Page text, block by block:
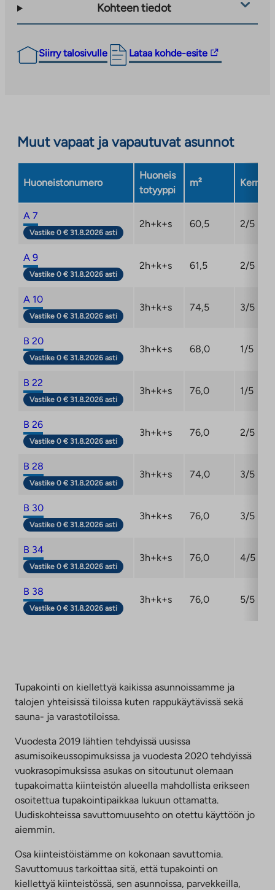
Kohteen tiedot
Siirry talosivulle Lataa kohde-esite
Linkki
uuteen
Muut vapaat ja vapautuvat asunnot
Huoneistonumero
Huoneis
totyyppi
m² Kerros
A 7
Vastike 0 € 31.8.2026 asti
2h+k+s 60,5 2/5
A 9
Vastike 0 € 31.8.2026 asti
2h+k+s 61,5 2/5
A 10
Vastike 0 € 31.8.2026 asti
3h+k+s 74,5 3/5
B 20
Vastike 0 € 31.8.2026 asti
3h+k+s 68,0 1/5
B 22
Vastike 0 € 31.8.2026 asti
3h+k+s 76,0 1/5
B 26
Vastike 0 € 31.8.2026 asti
3h+k+s 76,0 2/5
B 28
Vastike 0 € 31.8.2026 asti
3h+k+s 74,0 3/5
B 30
Vastike 0 € 31.8.2026 asti
3h+k+s 76,0 3/5
B 34
Vastike 0 € 31.8.2026 asti
3h+k+s 76,0 4/5
B 38
Vastike 0 € 31.8.2026 asti
3h+k+s 76,0 5/5
Tupakointi on kiellettyä kaikissa asunnoissamme ja
talojen yhteisissä tiloissa kuten rappukäytävissä sekä
sauna- ja varastotiloissa.
Vuodesta 2019 lähtien tehdyissä uusissa
asumisoikeussopimuksissa ja vuodesta 2020 tehdyissä
vuokrasopimuksissa asukas on sitoutunut olemaan
tupakoimatta kiinteistön alueella mahdollista erikseen
osoitettua tupakointipaikkaa lukuun ottamatta.
Uudiskohteissa savuttomuusehto on otettu käyttöön jo
aiemmin.
Osa kiinteistöistämme on kokonaan savuttomia.
Savuttomuus tarkoittaa sitä, että tupakointi on
kiellettyä kiinteistössä, sen asunnoissa, parvekkeilla,